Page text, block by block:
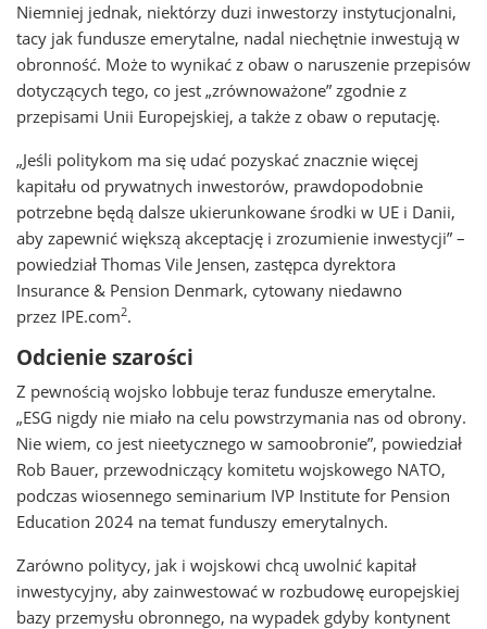
Niemniej jednak, niektórzy duzi inwestorzy instytucjonalni,
tacy jak fundusze emerytalne, nadal niechętnie inwestują w
obronność. Może to wynikać z obaw o naruszenie przepisów
dotyczących tego, co jest „zrównoważone” zgodnie z
przepisami Unii Europejskiej, a także z obaw o reputację.
„Jeśli politykom ma się udać pozyskać znacznie więcej
kapitału od prywatnych inwestorów, prawdopodobnie
potrzebne będą dalsze ukierunkowane środki w UE i Danii,
aby zapewnić większą akceptację i zrozumienie inwestycji” –
powiedział Thomas Vile Jensen, zastępca dyrektora
Insurance & Pension Denmark, cytowany niedawno
przez IPE.com2.
Odcienie szarości
Z pewnością wojsko lobbuje teraz fundusze emerytalne.
„ESG nigdy nie miało na celu powstrzymania nas od obrony.
Nie wiem, co jest nieetycznego w samoobronie”, powiedział
Rob Bauer, przewodniczący komitetu wojskowego NATO,
podczas wiosennego seminarium IVP Institute for Pension
Education 2024 na temat funduszy emerytalnych.
Zarówno politycy, jak i wojskowi chcą uwolnić kapitał
inwestycyjny, aby zainwestować w rozbudowę europejskiej
bazy przemysłu obronnego, na wypadek gdyby kontynent